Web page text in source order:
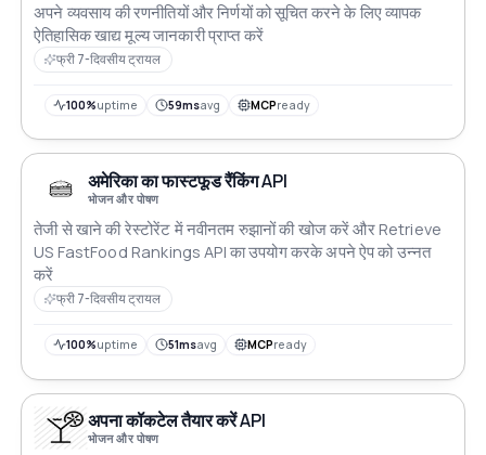
अपने व्यवसाय की रणनीतियों और निर्णयों को सूचित करने के लिए व्यापक
ऐतिहासिक खाद्य मूल्य जानकारी प्राप्त करें
फ्री 7-दिवसीय ट्रायल
100%uptime 59msavg MCPready
अमेरिका का फास्टफूड रैंकिंग API
भोजन और पोषण
तेजी से खाने की रेस्टोरेंट में नवीनतम रुझानों की खोज करें और Retrieve
US FastFood Rankings API का उपयोग करके अपने ऐप को उन्नत
करें
फ्री 7-दिवसीय ट्रायल
100%uptime 51msavg MCPready
अपना कॉकटेल तैयार करें API
भोजन और पोषण